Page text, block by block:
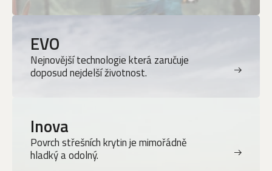
EVO
Nejnovější technologie která zaručuje
doposud nejdelší životnost.
Inova
Povrch střešních krytin je mimořádně
hladký a odolný.